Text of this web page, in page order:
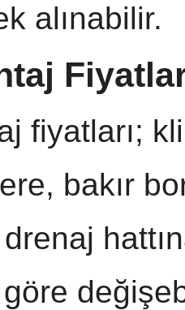
alınabilir.
fiyatları;
bakır